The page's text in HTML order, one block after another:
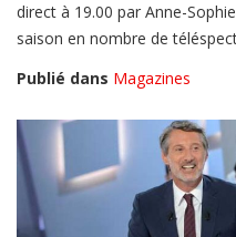
direct à 19.00 par Anne-
saison en nombre de
Publié dans Magazines